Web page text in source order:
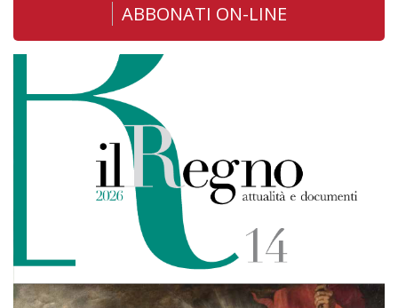
ABBONATI ON-LINE